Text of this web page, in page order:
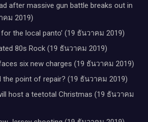
after massive gun battle breaks out in
คม 2019)
the local panto’ (19 ธันวาคม 2019)
80s Rock (19 ธันวาคม 2019)
six new charges (19 ธันวาคม 2019)
the point of repair? (19 ธันวาคม 2019)
host a teetotal Christmas (19 ธันวาคม